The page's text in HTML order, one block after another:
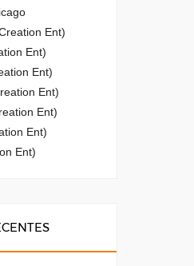
Ent)
Ent)
Ent)
Ent)
Ent)
Ent)
Ent)